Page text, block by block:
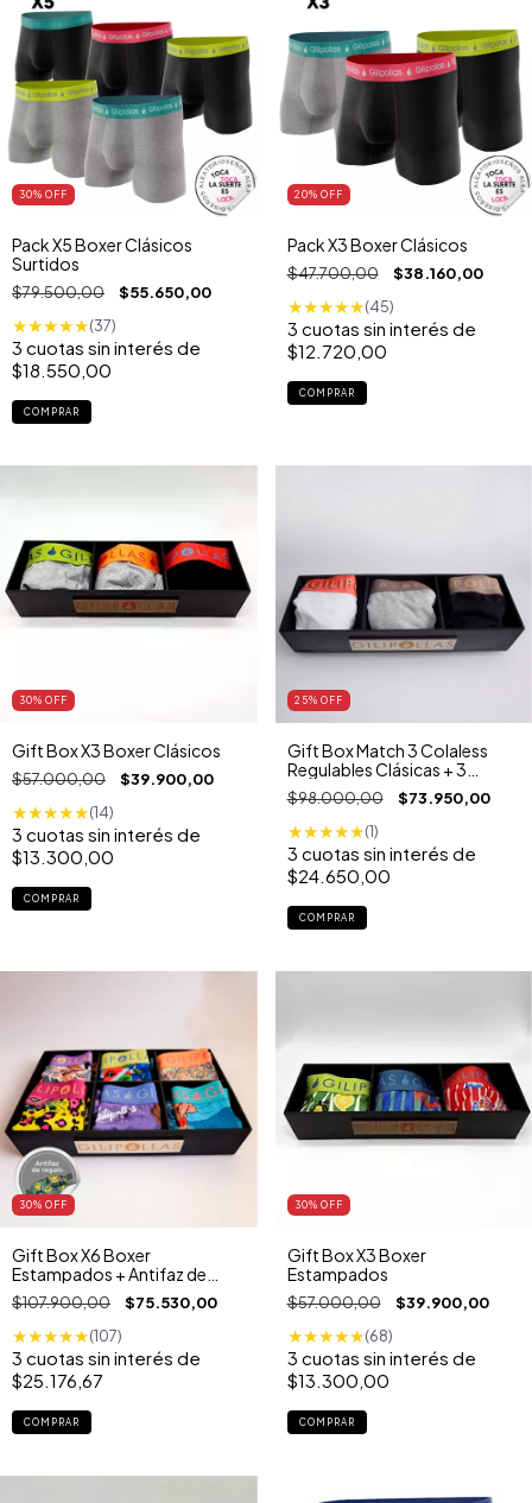
30% OFF
Pack X5 Boxer Clásicos
Surtidos
$79.500,00 $55.650,00
★★★★★(37)
3 cuotas sin interés de
$18.550,00
COMPRAR
20% OFF
Pack X3 Boxer Clásicos
$47.700,00 $38.160,00
★★★★★(45)
3 cuotas sin interés de
$12.720,00
COMPRAR
30% OFF
Gift Box X3 Boxer Clásicos
$57.000,00 $39.900,00
★★★★★(14)
3 cuotas sin interés de
$13.300,00
COMPRAR
25% OFF
Gift Box Match 3 Colaless
Regulables Clásicas + 3
Boxers Clásicos
$98.000,00 $73.950,00
★★★★★(1)
3 cuotas sin interés de
$24.650,00
COMPRAR
30% OFF
Gift Box X6 Boxer
Estampados + Antifaz de
Regalo
$107.900,00 $75.530,00
★★★★★(107)
3 cuotas sin interés de
$25.176,67
COMPRAR
30% OFF
Gift Box X3 Boxer
Estampados
$57.000,00 $39.900,00
★★★★★(68)
3 cuotas sin interés de
$13.300,00
COMPRAR